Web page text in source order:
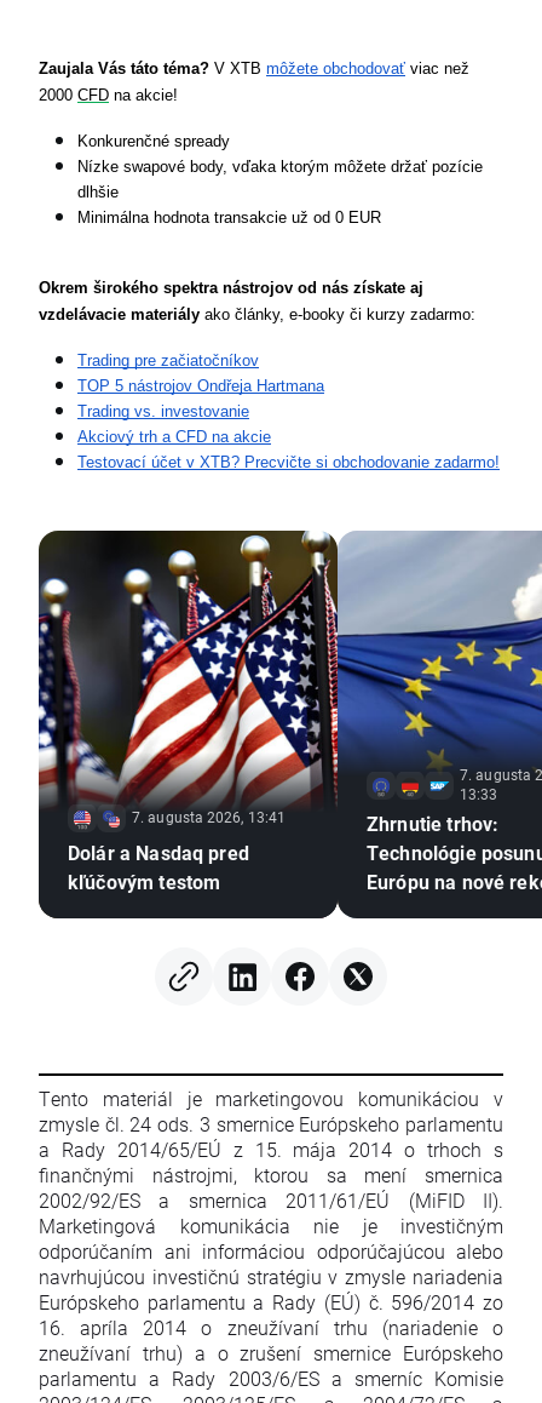
Zaujala Vás táto téma? V XTB môžete obchodovať viac než
2000 CFD na akcie!
Konkurenčné spready
Nízke swapové body, vďaka ktorým môžete držať pozície
dlhšie
Minimálna hodnota transakcie už od 0 EUR
Okrem širokého spektra nástrojov od nás získate aj
vzdelávacie materiály ako články, e-booky či kurzy zadarmo:
Trading pre začiatočníkov
TOP 5 nástrojov Ondřeja Hartmana
Trading vs. investovanie
Akciový trh a CFD na akcie
Testovací účet v XTB? Precvičte si obchodovanie zadarmo!
7. augusta 2026, 13:41
Dolár a Nasdaq pred
kľúčovým testom
7. augusta
13:33
Zhrnutie trhov:
Technológie
Európu na nové
stagnujúcemu
Tento materiál je marketingovou komunikáciou v
zmysle čl. 24 ods. 3 smernice Európskeho parlamentu
a Rady 2014/65/EÚ z 15. mája 2014 o trhoch s
finančnými nástrojmi, ktorou sa mení smernica
2002/92/ES a smernica 2011/61/EÚ (MiFID II).
Marketingová komunikácia nie je investičným
odporúčaním ani informáciou odporúčajúcou alebo
navrhujúcou investičnú stratégiu v zmysle nariadenia
Európskeho parlamentu a Rady (EÚ) č. 596/2014 zo
16. apríla 2014 o zneužívaní trhu (nariadenie o
zneužívaní trhu) a o zrušení smernice Európskeho
parlamentu a Rady 2003/6/ES a smerníc Komisie